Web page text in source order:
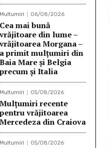
Multumiri 06/08/2026
Cea mai bună
vrăjitoare din lume –
vrăjitoarea Morgana –
a primit mulțumiri din
Baia Mare și Belgia
precum și Italia
Multumiri 05/08/2026
Mulţumiri recente
pentru vrăjitoarea
Mercedeza din Craiova
Multumiri 05/08/2026